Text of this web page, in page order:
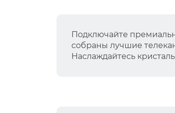
Подключайте
собраны лучшие
Наслаждайтесь